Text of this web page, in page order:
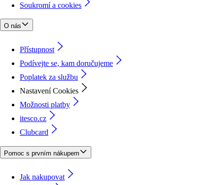
Soukromí a cookies
O nás
Přístupnost
Podívejte se, kam doručujeme
Poplatek za službu
Nastavení Cookies
Možnosti platby
itesco.cz
Clubcard
Pomoc s prvním nákupem
Jak nakupovat